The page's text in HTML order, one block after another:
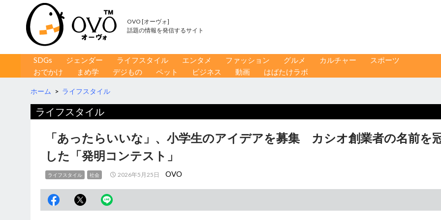
OVO [オーヴォ]
話題の情報を発信するサイト
コンテンツへ移動
SDGs ジェンダー ライフスタイル エンタメ ファッション グルメ カルチャー
スポーツ
おでかけ
まめ学 デジもの ペット ビジネス 動画 はばたけラボ
ホーム > ライフスタイル
ライフスタイル
「あったらいいな」、小学生のアイデアを募集 カシオ創業者の名前を
した「発明コンテスト」
ライフスタイル 社会 2026年5月25日 OVO